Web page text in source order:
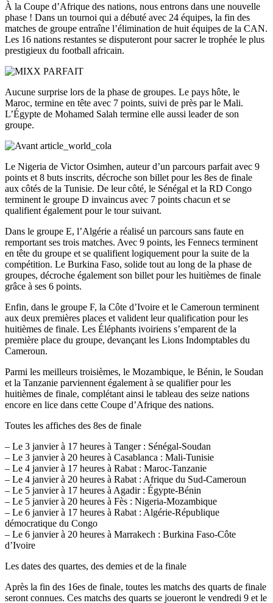
À la Coupe d’Afrique des nations, nous entrons dans une nouvelle
phase ! Dans un tournoi qui a débuté avec 24 équipes, la fin des
matches de groupe entraîne l’élimination de huit équipes de la CAN.
Les 16 nations restantes se disputeront pour sacrer le trophée le plus
prestigieux du football africain.
Aucune surprise lors de la phase de groupes. Le pays hôte, le
Maroc, termine en tête avec 7 points, suivi de près par le Mali.
L’Égypte de Mohamed Salah termine elle aussi leader de son
groupe.
Le Nigeria de Victor Osimhen, auteur d’un parcours parfait avec 9
points et 8 buts inscrits, décroche son billet pour les 8es de finale
aux côtés de la Tunisie. De leur côté, le Sénégal et la RD Congo
terminent le groupe D invaincus avec 7 points chacun et se
qualifient également pour le tour suivant.
Dans le groupe E, l’Algérie a réalisé un parcours sans faute en
remportant ses trois matches. Avec 9 points, les Fennecs terminent
en tête du groupe et se qualifient logiquement pour la suite de la
compétition. Le Burkina Faso, solide tout au long de la phase de
groupes, décroche également son billet pour les huitièmes de finale
grâce à ses 6 points.
Enfin, dans le groupe F, la Côte d’Ivoire et le Cameroun terminent
aux deux premières places et valident leur qualification pour les
huitièmes de finale. Les Éléphants ivoiriens s’emparent de la
première place du groupe, devançant les Lions Indomptables du
Cameroun.
Parmi les meilleurs troisièmes, le Mozambique, le Bénin, le Soudan
et la Tanzanie parviennent également à se qualifier pour les
huitièmes de finale, complétant ainsi le tableau des seize nations
encore en lice dans cette Coupe d’Afrique des nations.
Toutes les affiches des 8es de finale
– Le 3 janvier à 17 heures à Tanger : Sénégal-Soudan
– Le 3 janvier à 20 heures à Casablanca : Mali-Tunisie
– Le 4 janvier à 17 heures à Rabat : Maroc-Tanzanie
– Le 4 janvier à 20 heures à Rabat : Afrique du Sud-Cameroun
– Le 5 janvier à 17 heures à Agadir : Égypte-Bénin
– Le 5 janvier à 20 heures à Fès : Nigeria-Mozambique
– Le 6 janvier à 17 heures à Rabat : Algérie-République
démocratique du Congo
– Le 6 janvier à 20 heures à Marrakech : Burkina Faso-Côte
d’Ivoire
Les dates des quartes, des demies et de la finale
Après la fin des 16es de finale, toutes les matchs des quarts de finale
seront connues. Ces matchs des quarts se joueront le vendredi 9 et le